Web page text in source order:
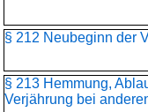
§ 212 Neubeginn der
§ 213 Hemmung,
Verjährung bei